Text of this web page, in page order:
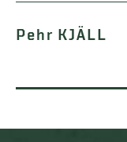
Pehr KJÄLL